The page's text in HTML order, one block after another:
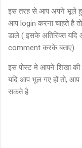
इस तरह से आप अपने भूले
आप login करना चाहते है
डाले ( इसके अतिरिक्त
comment करके बताए)
इस पोस्ट मे आपने शिखा
यदि आप भूल गए हों तो,
सकते है